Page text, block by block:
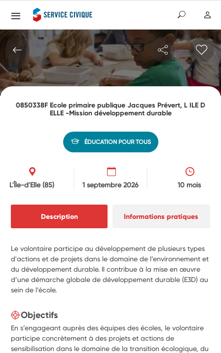
0850338F Ecole primaire publique Jacques Prévert, L ILE D
ELLE -Mission développement durable
ÉDUCATION POUR TOUS
L'Île-d'Elle(85) 1 septembre 2026 10 mois
Description Informations pratiques
Le volontaire participe au développement de plusieurs types
d'actions et de projets dans le domaine de l’environnement et
du développement durable. Il contribue à la mise en œuvre
d’une démarche globale de développement durable (E3D) au
sein de l’école.
Objectifs
En s’engageant auprès des équipes des écoles, le volontaire
participe concrètement à des projets et actions de
sensibilisation dans le domaine de la transition écologique, du